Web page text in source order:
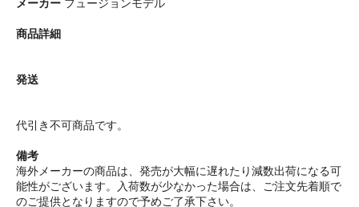
メーカー フュージョンモデル
商品詳細
発送
代引き不可商品です。
備考
海外メーカーの商品は、発売が大幅に遅れたり減数出荷になる可
能性がございます。入荷数が少なかった場合は、ご注文先着順で
のご提供となりますので予めご了承下さい。